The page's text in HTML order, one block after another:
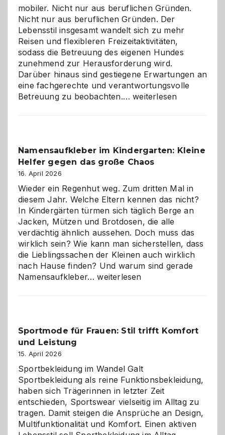
mobiler. Nicht nur aus beruflichen Gründen.
Nicht nur aus beruflichen Gründen. Der
Lebensstil insgesamt wandelt sich zu mehr
Reisen und flexibleren Freizeitaktivitäten,
sodass die Betreuung des eigenen Hundes
zunehmend zur Herausforderung wird.
Darüber hinaus sind gestiegene Erwartungen an
eine fachgerechte und verantwortungsvolle
Betreuung zu beobachten.…Betreuung
ist
eine
die
richtige
Wahl?
weiterlesen
Namensaufkleber im Kindergarten: Kleine
Helfer gegen das große Chaos
16. April 2026
Wieder ein Regenhut weg. Zum dritten Mal in
diesem Jahr. Welche Eltern kennen das nicht?
In Kindergärten türmen sich täglich Berge an
Jacken, Mützen und Brotdosen, die alle
verdächtig ähnlich aussehen. Doch muss das
wirklich sein? Wie kann man sicherstellen, dass
die Lieblingssachen der Kleinen auch wirklich
nach Hause finden? Und warum sind gerade
Namensaufkleber…Namensaufkleber
gegen
Chaos
weiterlesen
Sportmode für Frauen: Stil trifft Komfort
und Leistung
15. April 2026
Sportbekleidung im Wandel Galt
Sportbekleidung als reine Funktionsbekleidung,
haben sich Trägerinnen in letzter Zeit
entschieden, Sportswear vielseitig im Alltag zu
tragen. Damit steigen die Ansprüche an Design,
Multifunktionalität und Komfort. Einen aktiven